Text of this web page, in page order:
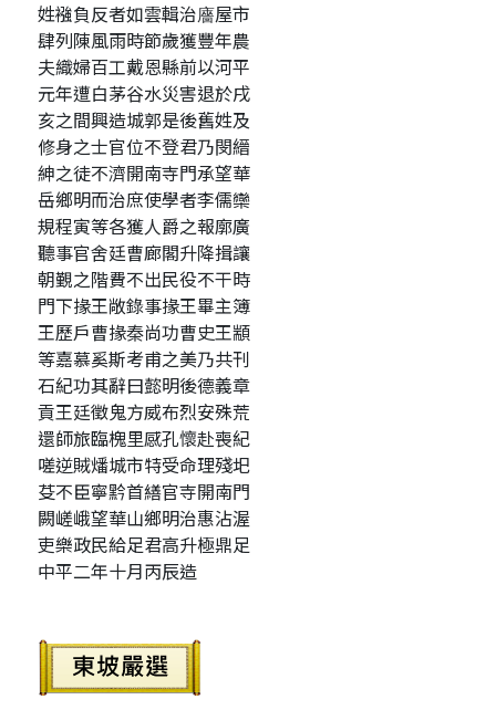
姓襁負反者如雲輯治廧屋市
肆列陳風雨時節歲獲豐年農
夫織婦百工戴恩縣前以河平
元年遭白茅谷水災害退於戌
亥之間興造城郭是後舊姓及
修身之士官位不登君乃閔縉
紳之徒不濟開南寺門承望華
岳鄉明而治庶使學者李儒欒
規程寅等各獲人爵之報廓廣
聽事官舍廷曹廊閣升降揖讓
朝覲之階費不出民役不干時
門下掾王敞錄事掾王畢主簿
王歷戶曹掾秦尚功曹史王顓
等嘉慕奚斯考甫之美乃共刊
石紀功其辭曰懿明後德義章
貢王廷徵鬼方威布烈安殊荒
還師旅臨槐里感孔懷赴喪紀
嗟逆賊燔城市特受命理殘圯
芟不臣寧黔首繕官寺開南門
闕嵯峨望華山鄉明治惠沾渥
吏樂政民給足君高升極鼎足
中平二年十月丙辰造